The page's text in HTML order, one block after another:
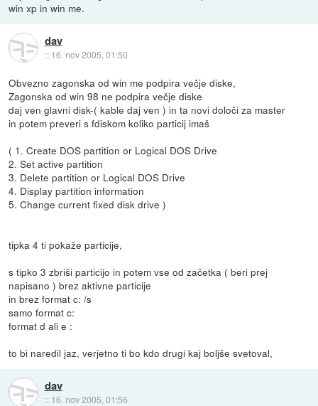
win xp in win me.
dav
:: 16. nov 2005, 01:50
Obvezno zagonska od win me podpira večje diske,
Zagonska od win 98 ne podpira večje diske
daj ven glavni disk-( kable daj ven ) in ta novi določi za master
in potem preveri s fdiskom koliko particij imaš
( 1. Create DOS partition or Logical DOS Drive
2. Set active partition
3. Delete partition or Logical DOS Drive
4. Display partition information
5. Change current fixed disk drive )
tipka 4 ti pokaže particije,
s tipko 3 zbriši particijo in potem vse od začetka ( beri prej
napisano ) brez aktivne particije
in brez format c: /s
samo format c:
format d ali e :
to bi naredil jaz, verjetno ti bo kdo drugi kaj boljše svetoval,
dav
:: 16. nov 2005, 01:56